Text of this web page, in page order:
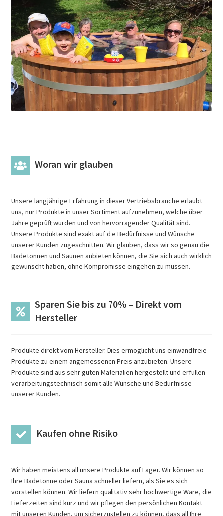
Woran wir glauben
Unsere langjährige Erfahrung in dieser Vertriebsbranche erlaubt
uns, nur Produkte in unser Sortiment aufzunehmen, welche über
Jahre geprüft wurden und von hervorragender Qualität sind.
Unsere Produkte sind exakt auf die Bedürfnisse und Wünsche
unserer Kunden zugeschnitten. Wir glauben, dass wir so genau die
Badetonnen und Saunen anbieten können, die Sie sich auch wirklich
gewünscht haben, ohne Kompromisse eingehen zu müssen.
Sparen Sie bis zu 70% – Direkt vom
Hersteller
Produkte direkt vom Hersteller. Dies ermöglicht uns einwandfreie
Produkte zu einem angemessenen Preis anzubieten. Unsere
Produkte sind aus sehr guten Materialien hergestellt und erfüllen
verarbeitungstechnisch somit alle Wünsche und Bedürfnisse
unserer Kunden.
Kaufen ohne Risiko
Wir haben meistens all unsere Produkte auf Lager. Wir können so
Ihre Badetonne oder Sauna schneller liefern, als Sie es sich
vorstellen können. Wir liefern qualitativ sehr hochwertige Ware, die
Lieferzeiten sind kurz und wir pflegen den persönlichen Kontakt
mit unseren Kunden, um sicherzustellen zu können, dass all Ihre